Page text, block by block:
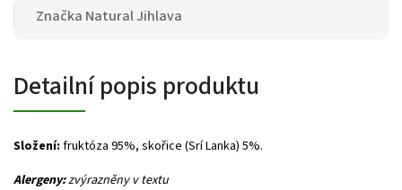
Značka Natural Jihlava
Detailní popis produktu
Složení: fruktóza 95%, skořice (Srí Lanka) 5%.
Alergeny:zvýrazněny v textu